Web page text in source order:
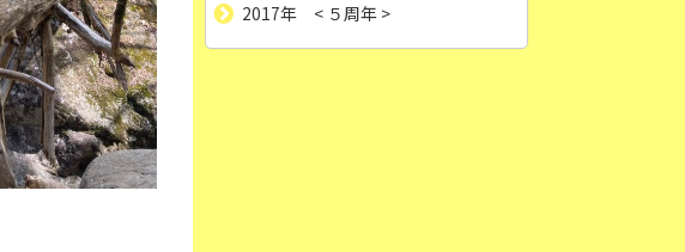
2017年 < ５周年 >